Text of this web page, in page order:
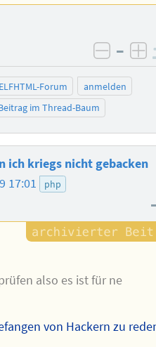
–
Forum
anmelden
im Thread-Baum
ich kriegs nicht gebacken
17:01 php
also es ist für ne
von Hackern zu